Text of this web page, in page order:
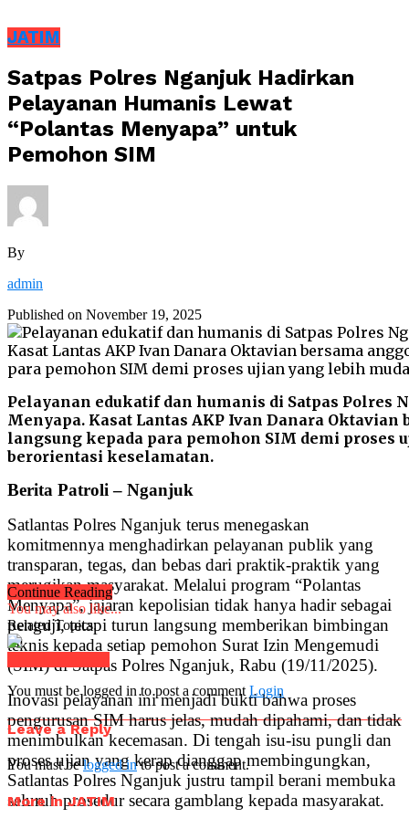
JATIM
Satpas Polres Nganjuk Hadirkan
Pelayanan Humanis Lewat
“Polantas Menyapa” untuk
Pemohon SIM
By
admin
Published on November 19, 2025
Pelayanan edukatif dan humanis di Satpas Polres
Menyapa. Kasat Lantas AKP Ivan Danara
langsung kepada para pemohon SIM demi proses
berorientasi keselamatan.
Berita Patroli – Nganjuk
Satlantas Polres Nganjuk terus menegaskan
komitmennya menghadirkan pelayanan publik yang
transparan, tegas, dan bebas dari praktik-praktik yang
merugikan masyarakat. Melalui program “Polantas
Menyapa”, jajaran kepolisian tidak hanya hadir sebagai
penguji, tetapi turun langsung memberikan bimbingan
teknis kepada setiap pemohon Surat Izin Mengemudi
(SIM) di Satpas Polres Nganjuk, Rabu (19/11/2025).
Inovasi pelayanan ini menjadi bukti bahwa proses
pengurusan SIM harus jelas, mudah dipahami, dan tidak
menimbulkan kecemasan. Di tengah isu-isu pungli dan
proses ujian yang kerap dianggap membingungkan,
Satlantas Polres Nganjuk justru tampil berani membuka
seluruh prosedur secara gamblang kepada masyarakat.
Continue Reading
You may also like...
Related Topics:
You must be logged in to post a comment Login
Leave a Reply
You must belogged into post a comment.
More in JATIM